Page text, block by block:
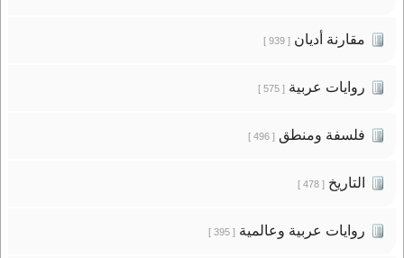
مقارنة أديان[ 939 ]
روايات عربية[ 575 ]
فلسفة ومنطق[ 496 ]
التاريخ[ 478 ]
روايات عربية وعالمية[ 395 ]